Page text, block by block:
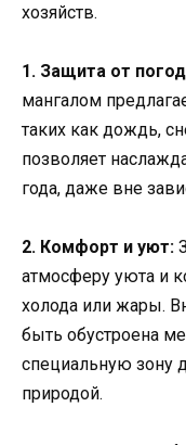
хозяйств.
1. Защита от
мангалом
таких как дождь,
позволяет
года, даже вне
2. Комфорт и уют:
атмосферу уюта и
холода или жары.
быть обустроена
специальную зону
природой.